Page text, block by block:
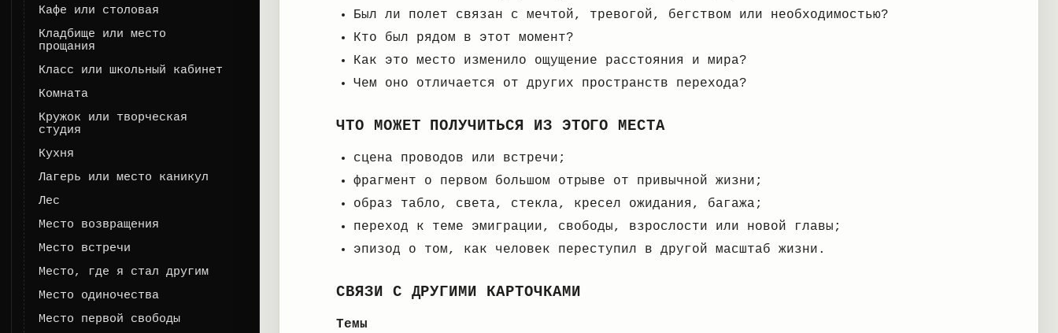
Кафе или столовая
Кладбище или место
прощания
Класс или школьный кабинет
Комната
Кружок или творческая
студия
Кухня
Лагерь или место каникул
Лес
Место возвращения
Место встречи
Место, где я стал другим
Место одиночества
Место первой свободы
Был ли полет связан с мечтой, тревогой, бегством или необходимостью?
Кто был рядом в этот момент?
Как это место изменило ощущение расстояния и мира?
Чем оно отличается от других пространств перехода?
ЧТО МОЖЕТ ПОЛУЧИТЬСЯ ИЗ ЭТОГО МЕСТА
сцена проводов или встречи;
фрагмент о первом большом отрыве от привычной жизни;
образ табло, света, стекла, кресел ожидания, багажа;
переход к теме эмиграции, свободы, взрослости или новой главы;
эпизод о том, как человек переступил в другой масштаб жизни.
СВЯЗИ С ДРУГИМИ КАРТОЧКАМИ
Темы